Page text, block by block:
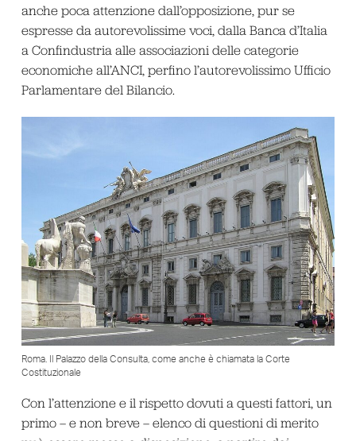
anche poca attenzione dall’opposizione, pur se
espresse da autorevolissime voci, dalla Banca d’Italia
a Confindustria alle associazioni delle categorie
economiche all’ANCI, perfino l’autorevolissimo Ufficio
Parlamentare del Bilancio.
Roma. Il Palazzo della Consulta, come anche è chiamata la Corte
Costituzionale
Con l’attenzione e il rispetto dovuti a questi fattori, un
primo – e non breve – elenco di questioni di merito